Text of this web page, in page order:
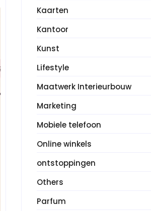
Kaarten
Kantoor
Kunst
Lifestyle
Maatwerk Interieurbouw
Marketing
Mobiele telefoon
Online winkels
ontstoppingen
Others
Parfum